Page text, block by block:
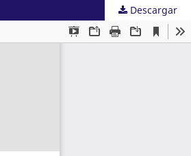
Descargar